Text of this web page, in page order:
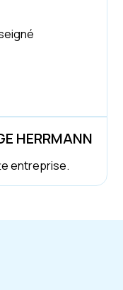
HERRMANN
entreprise.